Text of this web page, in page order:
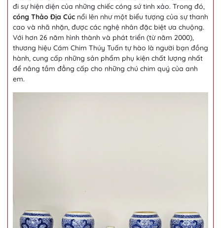
đi sự hiện diện của những chiếc cóng sứ tinh xảo. Trong đó,
cóng Thảo Địa Cúc nổi lên như một biểu tượng của sự thanh
cao và nhã nhặn, được các nghệ nhân đặc biệt ưa chuộng.
Với hơn 26 năm hình thành và phát triển (từ năm 2000),
thương hiệu Cám Chim Thúy Tuấn tự hào là người bạn đồng
hành, cung cấp những sản phẩm phụ kiện chất lượng nhất
để nâng tầm đẳng cấp cho những chú chim quý của anh
em.